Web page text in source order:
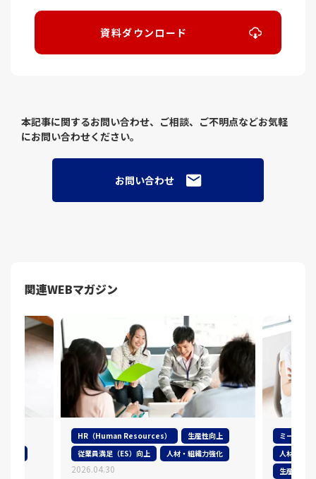
資料ダウンロード
本記事に関するお問い合わせ、ご相談、ご不明点などお気軽
にお問い合わせください。
お問い合わせ
関連WEBマガジン
HR（Human Resources）
生産性向上
従業員満足（ES）向上
人材・組織力強化
2026.04.30
ミーティ
人材・組
生産性向上